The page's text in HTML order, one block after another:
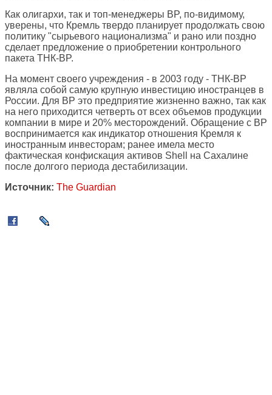
Как олигархи, так и топ-менеджеры BP, по-видимому,
уверены, что Кремль твердо планирует продолжать свою
политику "сырьевого национализма" и рано или поздно
сделает предложение о приобретении контрольного
пакета ТНК-BP.
На момент своего учреждения - в 2003 году - ТНК-BP
являла собой самую крупную инвестицию иностранцев в
России. Для BP это предприятие жизненно важно, так как
на него приходится четверть от всех объемов продукции
компании в мире и 20% месторождений. Обращение с BP
воспринимается как индикатор отношения Кремля к
иностранным инвесторам; ранее имела место
фактическая конфискация активов Shell на Сахалине
после долгого периода дестабилизации.
Источник: The Guardian